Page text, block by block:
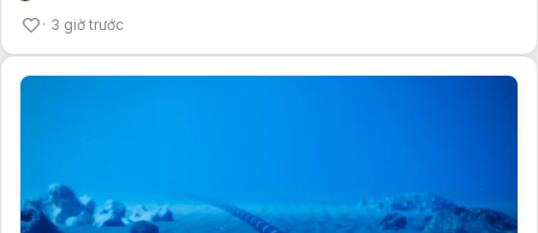
3 giờ trước